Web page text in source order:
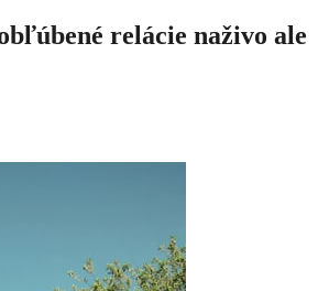
relácie naživo ale